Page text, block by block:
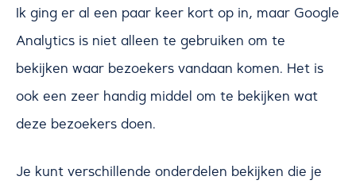
Ik ging er al een paar keer kort op in, maar Google
Analytics is niet alleen te gebruiken om te
bekijken waar bezoekers vandaan komen. Het is
ook een zeer handig middel om te bekijken wat
deze bezoekers doen.
Je kunt verschillende onderdelen bekijken die je